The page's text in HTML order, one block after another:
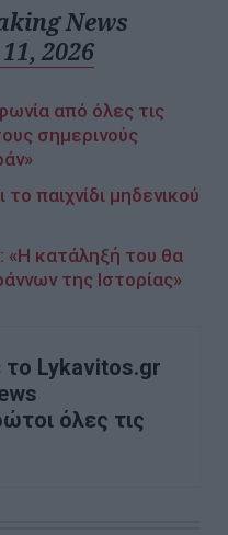
News
2026
από όλες τις
σημερινούς
παιχνίδι μηδενικού
«Η κατάληξή του θα
της Ιστορίας»
Lykavitos.gr
όλες τις